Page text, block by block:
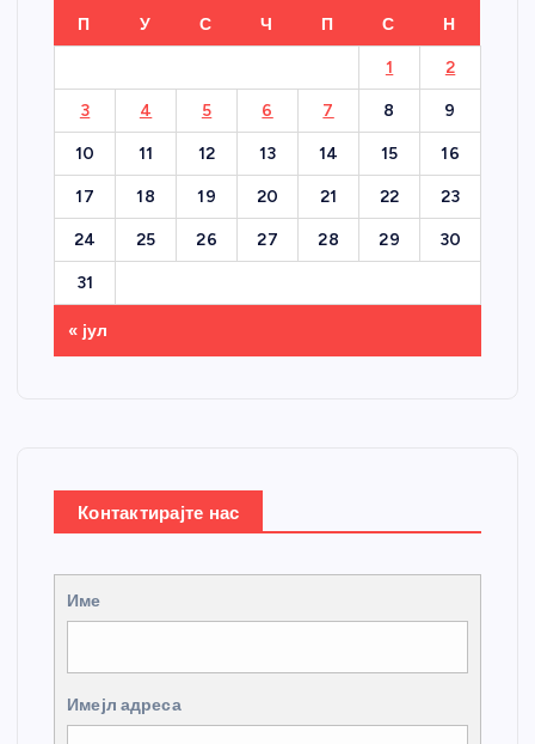
П У С Ч П С Н
1 2
3 4 5 6 7 8 9
10 11 12 13 14 15 16
17 18 19 20 21 22 23
24 25 26 27 28 29 30
31
« јул
Контактирајте нас
Име
Имејл адреса